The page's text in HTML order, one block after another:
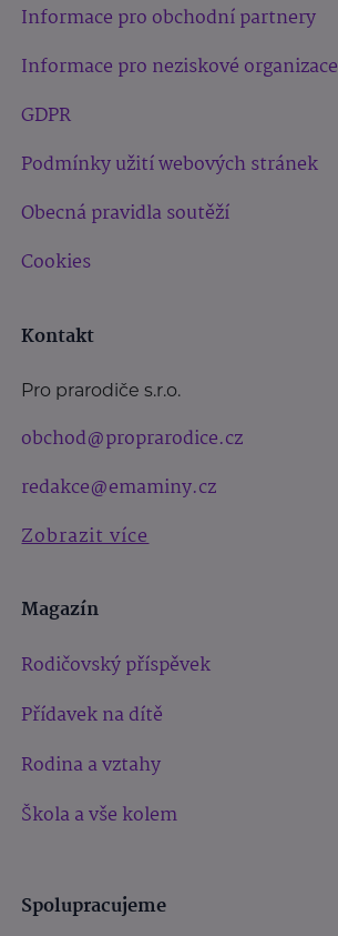
Informace pro obchodní partnery
Informace pro neziskové organizace
GDPR
Podmínky užití webových stránek
Obecná pravidla soutěží
Cookies
Kontakt
Pro prarodiče s.r.o.
obchod@proprarodice.cz
redakce@emaminy.cz
Zobrazit více
Magazín
Rodičovský příspěvek
Přídavek na dítě
Rodina a vztahy
Škola a vše kolem
Spolupracujeme